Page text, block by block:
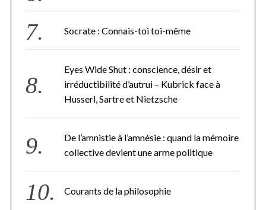
Socrate : Connais-toi toi-même
Eyes Wide Shut : conscience, désir et
irréductibilité d’autrui – Kubrick face à
Husserl, Sartre et Nietzsche
De l’amnistie à l’amnésie : quand la mémoire
collective devient une arme politique
Courants de la philosophie